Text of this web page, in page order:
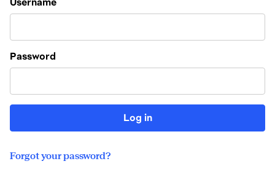
Password
Log in
Forgot your password?